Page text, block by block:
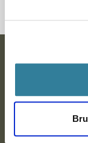
Nytorv 7, 2. sal